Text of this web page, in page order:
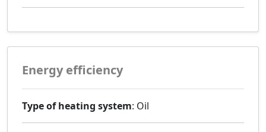
Energy efficiency
Type of heating system: Oil